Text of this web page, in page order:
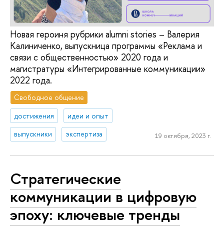
Новая героиня рубрики alumni stories – Валерия
Калиниченко, выпускница программы «Реклама и
связи с общественностью» 2020 года и
магистратуры «Интегрированные коммуникации»
2022 года.
Свободное общение
достижения
идеи и опыт
выпускники
экспертиза 19 октября, 2023 г.
Стратегические
коммуникации в цифровую
эпоху: ключевые тренды